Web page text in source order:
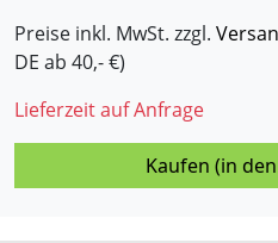
Preise inkl. MwSt. zzgl.
DE ab 40,- €)
Lieferzeit auf Anfrage
Kaufen (in